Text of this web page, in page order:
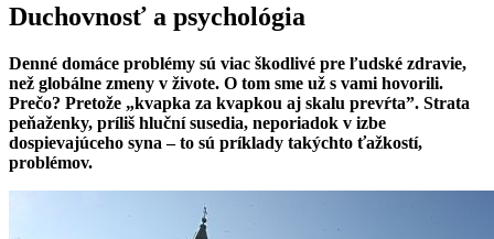
Duchovnosť a psychológia
Denné domáce problémy sú viac škodlivé pre ľudské zdravie,
než globálne zmeny v živote. O tom sme už s vami hovorili.
Prečo? Pretože „kvapka za kvapkou aj skalu prevŕta”. Strata
peňaženky, príliš hluční susedia, neporiadok v izbe
dospievajúceho syna – to sú príklady takýchto ťažkostí,
problémov.